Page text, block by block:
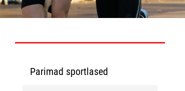
Parimad sportlased